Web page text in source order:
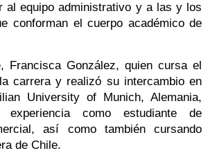
al equipo administrativo y a las y los
conforman el cuerpo académico de
Francisca González, quien cursa el
carrera y realizó su intercambio en
University of Munich, Alemania,
experiencia como estudiante de
así como también cursando
de Chile.